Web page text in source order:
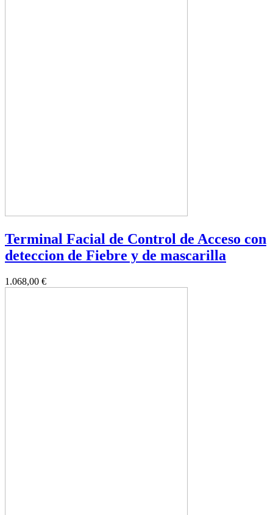
Terminal Facial de Control de Acceso con
deteccion de Fiebre y de mascarilla
1.068,00 €